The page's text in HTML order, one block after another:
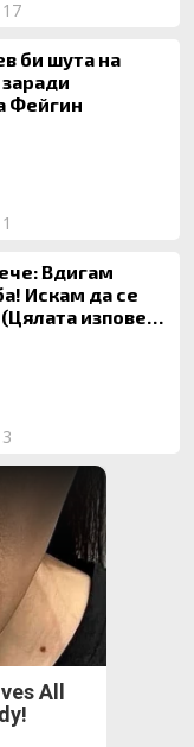
17
би шута на
Фейгин
1
Вдигам
Искам да се
изповед
3
All